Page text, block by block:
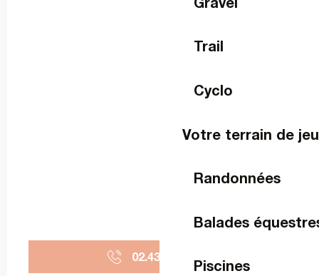
Trail
Cyclo
Votre terrain de
Randonnées
Balades
Piscines
02.43.67.30.